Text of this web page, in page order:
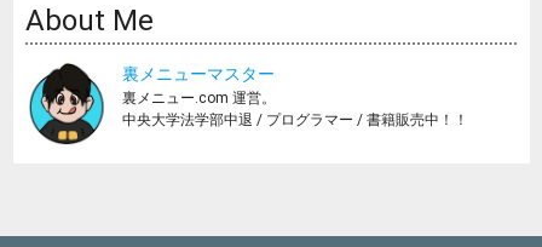
About Me
裏メニューマスター
裏メニュー.com 運営。
中央大学法学部中退 / プログラマー / 書籍販売中！！